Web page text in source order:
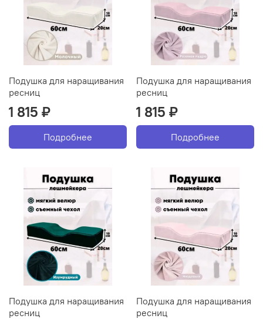
Подушка для наращивания
ресниц
1 815 ₽
Подробнее
Подушка для наращивания
ресниц
1 815 ₽
Подробнее
Подушка для наращивания
ресниц
Подушка для наращивания
ресниц